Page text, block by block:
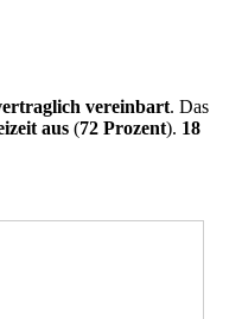
vereinbart. Das
aus (72 Prozent). 18